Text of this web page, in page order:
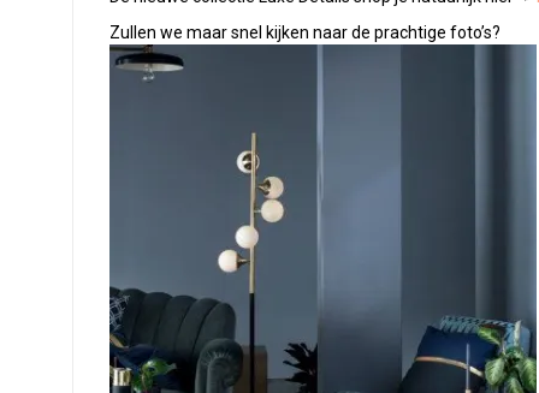
Zullen we maar snel kijken naar de prachtige foto’s?